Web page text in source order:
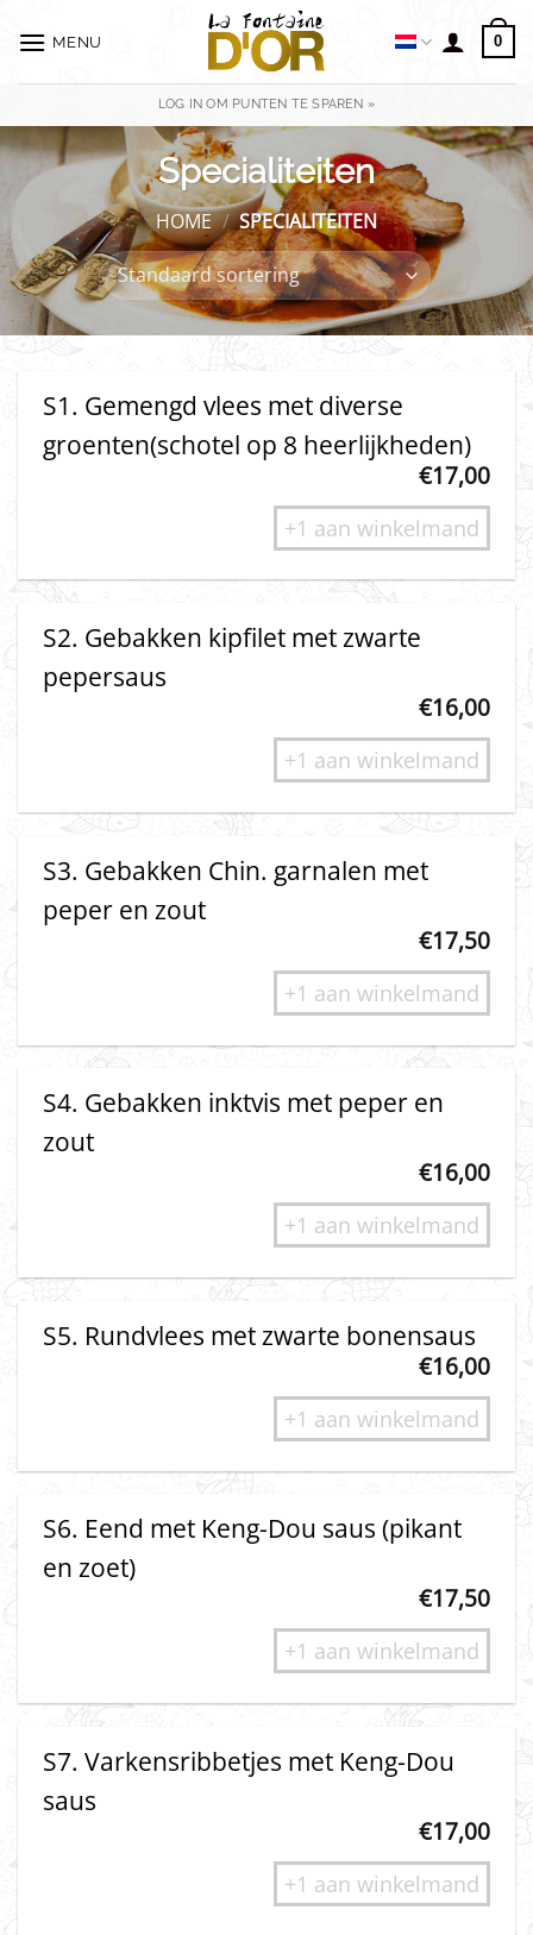
naar
MENU 0
LOG IN OM PUNTEN TE SPAREN »
Specialiteiten
HOME / SPECIALITEITEN
S1. Gemengd vlees met diverse
groenten(schotel op 8 heerlijkheden)
€17,00
+1 aan winkelmand
S2. Gebakken kipfilet met zwarte
pepersaus
€16,00
+1 aan winkelmand
S3. Gebakken Chin. garnalen met
peper en zout
€17,50
+1 aan winkelmand
S4. Gebakken inktvis met peper en
zout
€16,00
+1 aan winkelmand
S5. Rundvlees met zwarte bonensaus
€16,00
+1 aan winkelmand
S6. Eend met Keng-Dou saus (pikant
en zoet)
€17,50
+1 aan winkelmand
S7. Varkensribbetjes met Keng-Dou
saus
€17,00
+1 aan winkelmand